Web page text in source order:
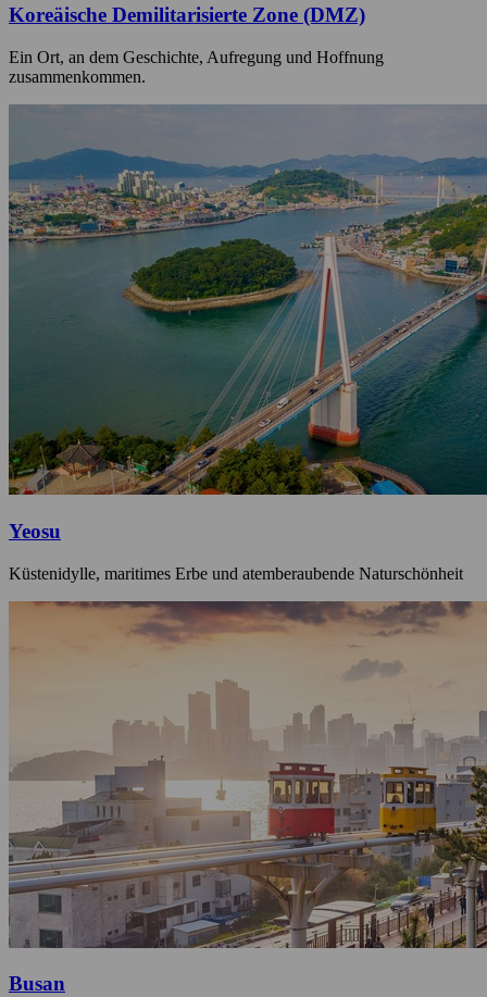
Koreäische Demilitarisierte Zone (DMZ)
Ein Ort, an dem Geschichte, Aufregung und Hoffnung
zusammenkommen.
Yeosu
Küstenidylle, maritimes Erbe und atemberaubende Naturschönheit
Busan